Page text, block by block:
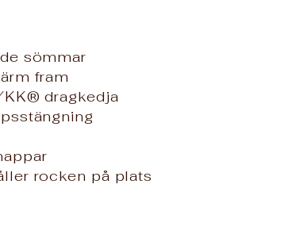
sömmar
fram
dragkedja
rocken på plats